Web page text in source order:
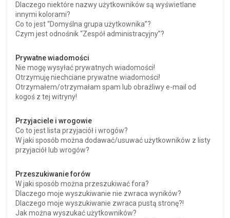
Dlaczego niektóre nazwy użytkowników są wyświetlane
innymi kolorami?
Co to jest “Domyślna grupa użytkownika”?
Czym jest odnośnik “Zespół administracyjny”?
Prywatne wiadomości
Nie mogę wysyłać prywatnych wiadomości!
Otrzymuję niechciane prywatne wiadomości!
Otrzymałem/otrzymałam spam lub obraźliwy e-mail od
kogoś z tej witryny!
Przyjaciele i wrogowie
Co to jest lista przyjaciół i wrogów?
W jaki sposób można dodawać/usuwać użytkowników z listy
przyjaciół lub wrogów?
Przeszukiwanie forów
W jaki sposób można przeszukiwać fora?
Dlaczego moje wyszukiwanie nie zwraca wyników?
Dlaczego moje wyszukiwanie zwraca pustą stronę?!
Jak można wyszukać użytkowników?